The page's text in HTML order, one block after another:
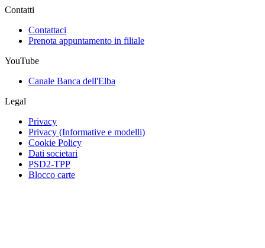
Contatti
Contattaci
Prenota appuntamento in filiale
YouTube
Canale Banca dell'Elba
Legal
Privacy
Privacy (Informative e modelli)
Cookie Policy
Dati societari
PSD2-TPP
Blocco carte